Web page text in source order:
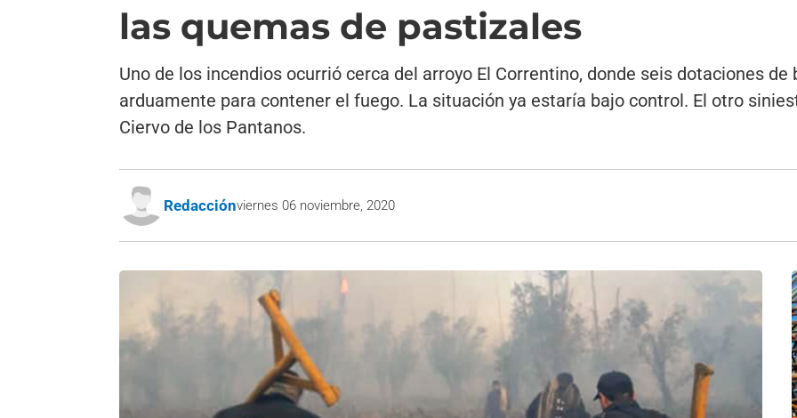
las quemas de pastizales
Uno de los incendios ocurrió cerca del arroyo El Correntino, donde seis dotaciones
arduamente para contener el fuego. La situación ya estaría bajo control. El otro
Ciervo de los Pantanos.
Redacciónviernes 06 noviembre, 2020